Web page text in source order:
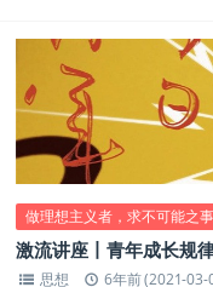
做理想主义者，求不可能之事
激流讲座丨青年成长
思想 6年前 (2021-03-